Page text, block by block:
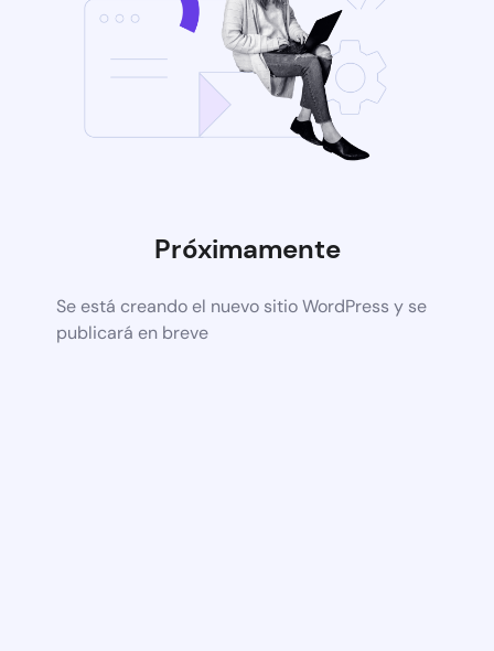
Próximamente
Se está creando el nuevo sitio WordPress y se
publicará en breve